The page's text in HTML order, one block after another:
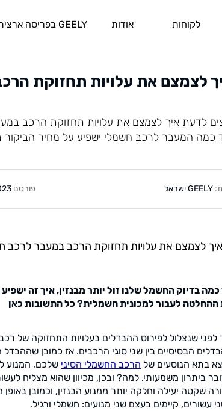
לקוחות אודות GEELY בפריסה ארצית
לצמצם את עלויות תחזוקת
לדעת איך לצמצם את עלויות תחזוקת הרכב
כמה המעבר לרכב חשמלי ישפיע על מחיר הביקור
GEELY ישראל פורסם
בדיוק החשמל שלנו זול יותר מבנזין, איך זה
ההחלטה לעבור למכונית חשמלית? כל התשובות כאן
לפני שנצלול לפירוט ההבדלים בעלויות התחזוקה של
הבסיסיים בין שני סוגי הרכבים. אז כמובן
בתא הנוסעים של הרכב החשמלי הסיני שלכם, המנוע
ביתרון משמעותי. למה? ובכן, מכיוון שהוא מצליח
שקטה יעילה וחלקה יותר ממנוע הבנזין, וכמובן
עשורים, קיימים בעצם שני מנועים: חשמלי ורגיל.